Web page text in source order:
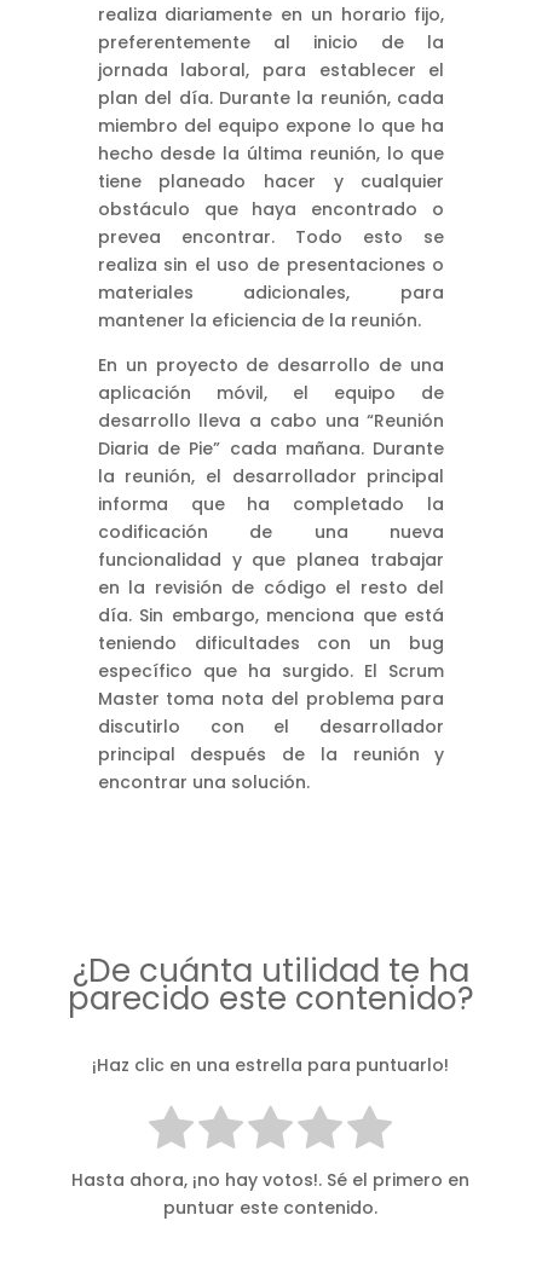
realiza diariamente en un horario fijo,
preferentemente al inicio de la
jornada laboral, para establecer el
plan del día. Durante la reunión, cada
miembro del equipo expone lo que ha
hecho desde la última reunión, lo que
tiene planeado hacer y cualquier
obstáculo que haya encontrado o
prevea encontrar. Todo esto se
realiza sin el uso de presentaciones o
materiales adicionales, para
mantener la eficiencia de la reunión.
En un proyecto de desarrollo de una
aplicación móvil, el equipo de
desarrollo lleva a cabo una “Reunión
Diaria de Pie” cada mañana. Durante
la reunión, el desarrollador principal
informa que ha completado la
codificación de una nueva
funcionalidad y que planea trabajar
en la revisión de código el resto del
día. Sin embargo, menciona que está
teniendo dificultades con un bug
específico que ha surgido. El Scrum
Master toma nota del problema para
discutirlo con el desarrollador
principal después de la reunión y
encontrar una solución.
¿De cuánta utilidad te ha
parecido este contenido?
¡Haz clic en una estrella para puntuarlo!
Hasta ahora, ¡no hay votos!. Sé el primero en
puntuar este contenido.